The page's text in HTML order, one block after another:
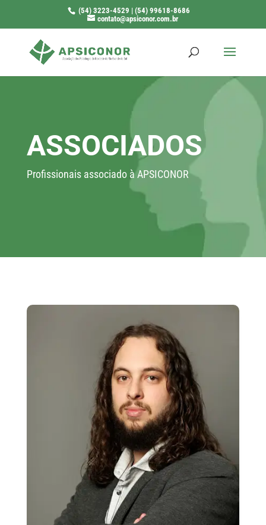
(54) 3223-4529 | (54) 99618-8686
contato@apsiconor.com.br
ASSOCIADOS
Profissionais associado à APSICONOR